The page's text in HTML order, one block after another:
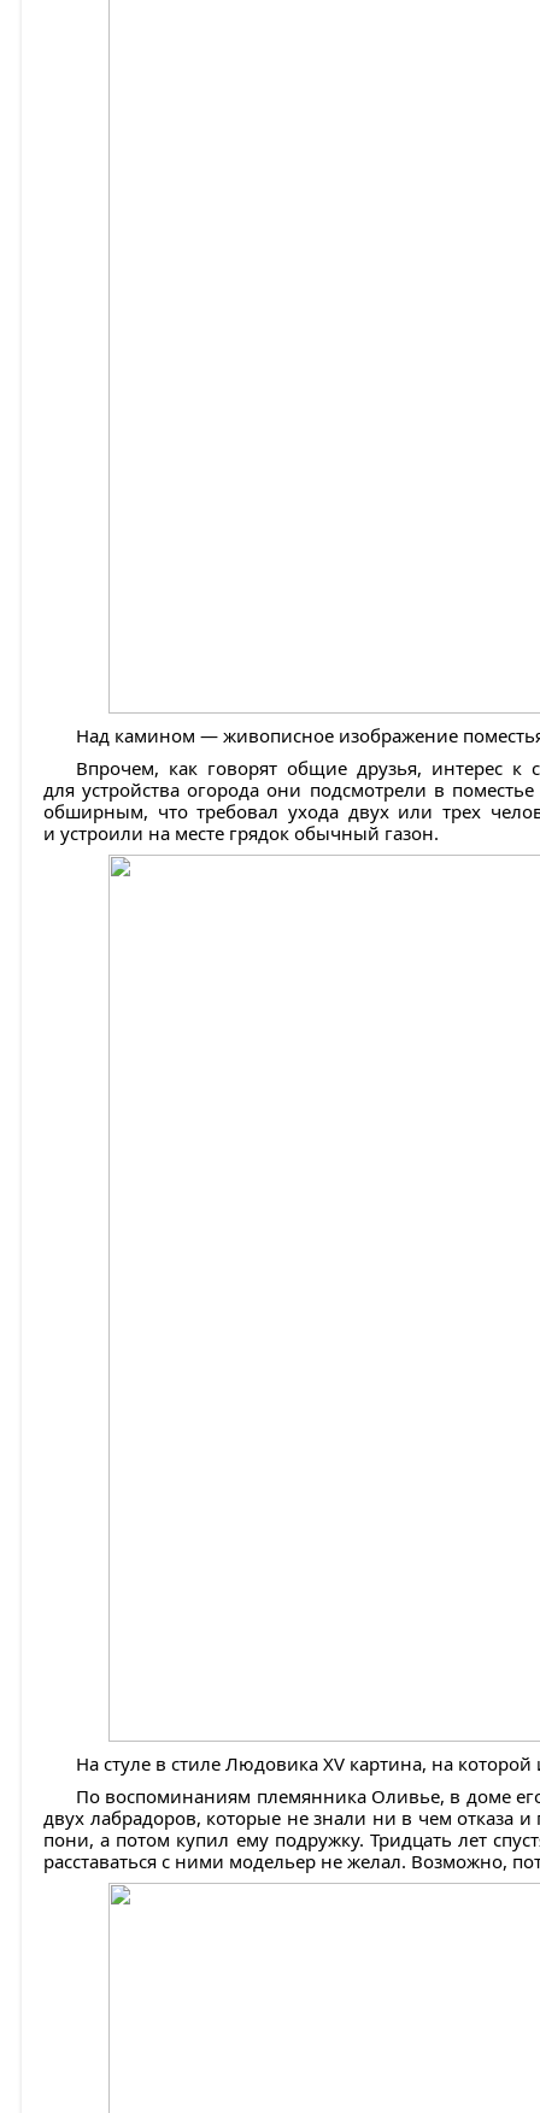
Над камином — живописное ­изображение
Впрочем, как говорят общие друзья,
для устройства огорода они подсмотрели в
обширным, что требовал ухода двух или трех
и устроили на месте грядок обычный газон.
На стуле в стиле Людовика XV картина, на
По воспоминаниям племянника Оливье, в доме
двух лабрадоров, которые не знали ни в чем отказа
пони, а потом купил ему подружку. Тридцать лет
расставаться с ними модельер не желал. Возможно,